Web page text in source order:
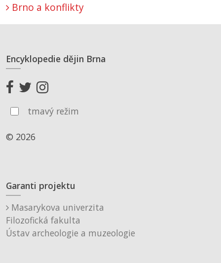
Brno a konflikty
Encyklopedie dějin Brna
tmavý režim
© 2026
Garanti projektu
Masarykova univerzita
Filozofická fakulta
Ústav archeologie a muzeologie